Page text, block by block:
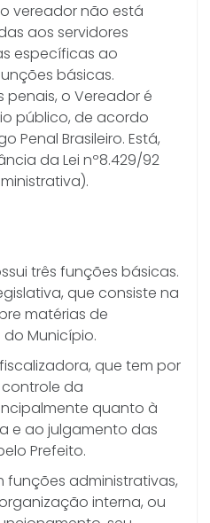
vereador não está
aos servidores
específicas ao
básicas.
o Vereador é
público, de acordo
Penal Brasileiro. Está,
da Lei nº8.429/92
três funções básicas.
que consiste na
matérias de
Município.
que tem por
da
quanto à
e ao julgamento das
Prefeito.
funções administrativas,
interna, ou